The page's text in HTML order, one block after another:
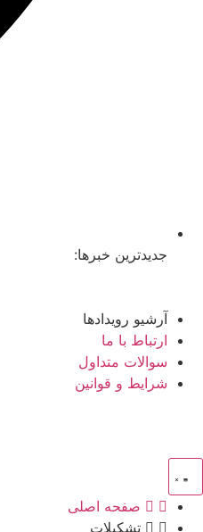
جدیدترین خبرها:
آرشیو رویدادها
ارتباط با ما
سوالات متداول
شرایط و قوانین
صفحه اصلی
تشکیلات